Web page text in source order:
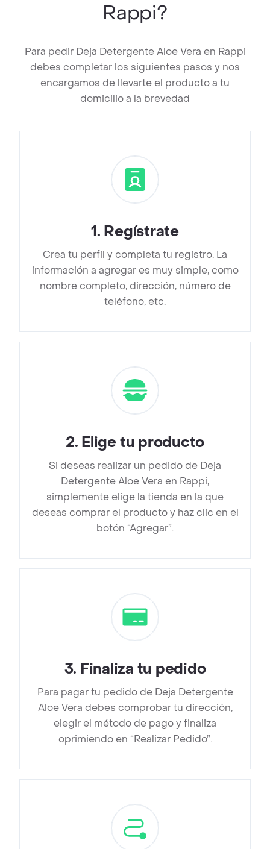
Rappi?
Para pedir Deja Detergente Aloe Vera en Rappi
debes completar los siguientes pasos y nos
encargamos de llevarte el producto a tu
domicilio a la brevedad
1. Regístrate
Crea tu perfil y completa tu registro. La
información a agregar es muy simple, como
nombre completo, dirección, número de
teléfono, etc.
2. Elige tu producto
Si deseas realizar un pedido de Deja
Detergente Aloe Vera en Rappi,
simplemente elige la tienda en la que
deseas comprar el producto y haz clic en el
botón “Agregar”.
3. Finaliza tu pedido
Para pagar tu pedido de Deja Detergente
Aloe Vera debes comprobar tu dirección,
elegir el método de pago y finaliza
oprimiendo en “Realizar Pedido”.